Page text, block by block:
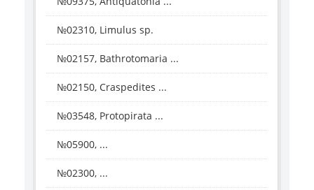
№02310, Limulus sp.
№02157, Bathrotomaria ...
№02150, Craspedites ...
№03548, Protopirata ...
№05900, ...
№02300, ...